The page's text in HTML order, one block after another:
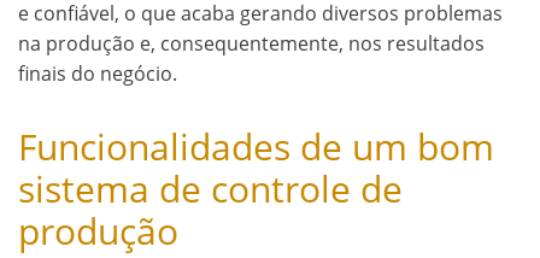
e confiável, o que acaba gerando diversos problemas
na produção e, consequentemente, nos resultados
finais do negócio.
Funcionalidades de um bom
sistema de controle de
produção